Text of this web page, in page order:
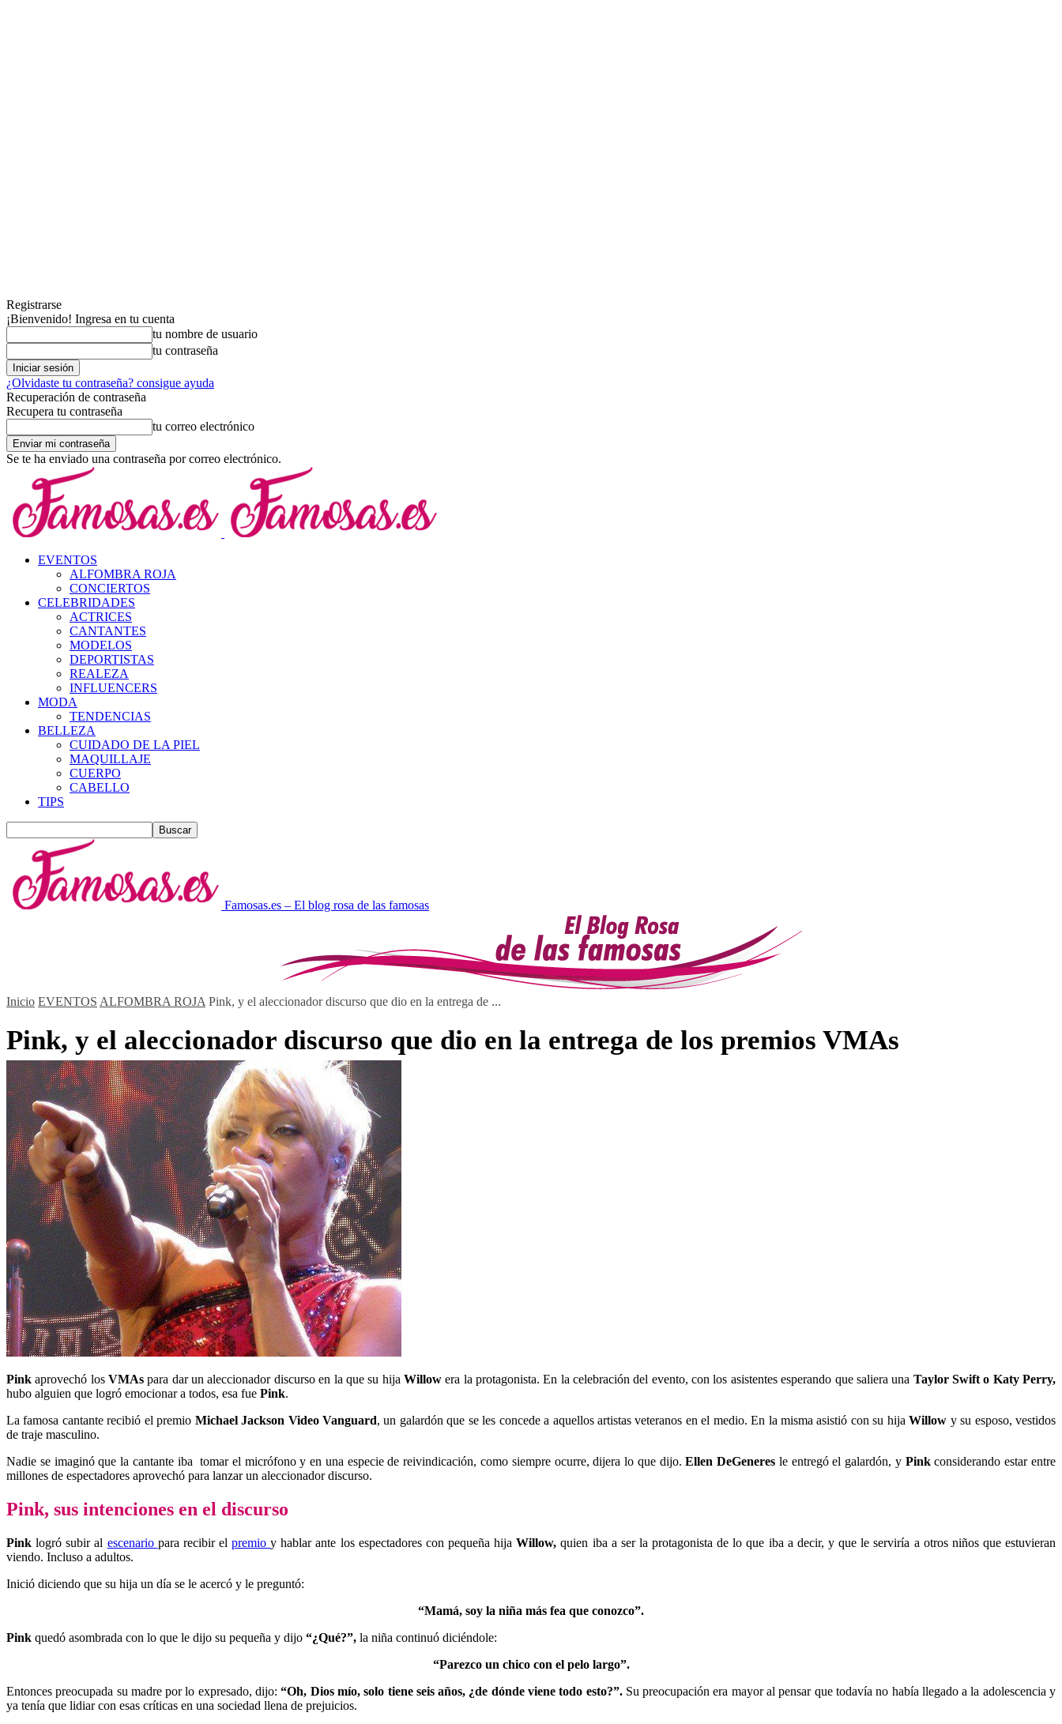
Registrarse
¡Bienvenido! Ingresa en tu cuenta
tu nombre de usuario
tu contraseña
¿Olvidaste tu contraseña? consigue ayuda
Recuperación de contraseña
Recupera tu contraseña
tu correo electrónico
Se te ha enviado una contraseña por correo electrónico.
EVENTOS
ALFOMBRA ROJA
CONCIERTOS
CELEBRIDADES
ACTRICES
CANTANTES
MODELOS
DEPORTISTAS
REALEZA
INFLUENCERS
MODA
TENDENCIAS
BELLEZA
CUIDADO DE LA PIEL
MAQUILLAJE
CUERPO
CABELLO
TIPS
Famosas.es – El blog rosa de las famosas
Inicio EVENTOS ALFOMBRA ROJA Pink, y el aleccionador discurso que dio en la entrega de ...
Pink, y el aleccionador discurso que dio en la entrega de los premios VMAs
Pink aprovechó losVMAspara dar un aleccionador discurso en la que su hija Willowera la protagonista. En la celebración del evento, con los asistentes esperando que saliera una Taylor Swift o Katy Perry,
hubo alguien que logró emocionar a todos, esa fue Pink.
La famosa cantante recibió el premio Michael Jackson Video Vanguard, un galardón que se les concede a aquellos artistas veteranos en el medio. En la misma asistió con su hijaWillow y su esposo, vestidos
de traje masculino.
Nadie se imaginó que la cantante iba tomar el micrófono y en una especie de reivindicación, como siempre ocurre, dijera lo que dijo.Ellen DeGeneres le entregó el galardón, y Pinkconsiderando estar entre
millones de espectadores aprovechó para lanzar un aleccionador discurso.
Pink, sus intenciones en el discurso
Pinklogró subir al escenario para recibir elpremioy hablar ante los espectadores con pequeña hijaWillow,quien iba a ser la protagonista de lo que iba a decir, y que le serviría a otros niños que estuvieran
viendo. Incluso a adultos.
Inició diciendo que su hija un día se le acercó y le preguntó:
“Mamá, soy la niña más fea que conozco”.
Pink quedó asombrada con lo que le dijo su pequeña y dijo “¿Qué?”, la niña continuó diciéndole:
“Parezco un chico con el pelo largo”.
Entonces preocupada su madre por lo expresado, dijo:“Oh, Dios mío, solo tiene seis años, ¿de dónde viene todo esto?”. Su preocupación era mayor al pensar que todavía no había llegado a la adolescencia y
ya tenía que lidiar con esas críticas en una sociedad llena de prejuicios.